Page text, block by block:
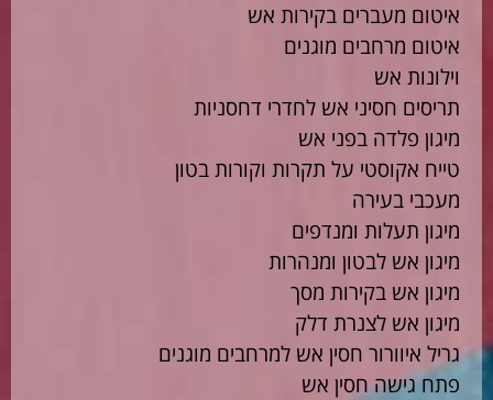
איטום מעברים בקירות אש
איטום מרחבים מוגנים
וילונות אש
תריסים חסיני אש לחדרי דחסניות
מיגון פלדה בפני אש
טייח אקוסטי על תקרות וקורות בטון
מעכבי בעירה
מיגון תעלות ומנדפים
מיגון אש לבטון ומנהרות
מיגון אש בקירות מסך
מיגון אש לצנרת דלק
גריל איוורור חסין אש למרחבים מוגנים
פתח גישה חסין אש